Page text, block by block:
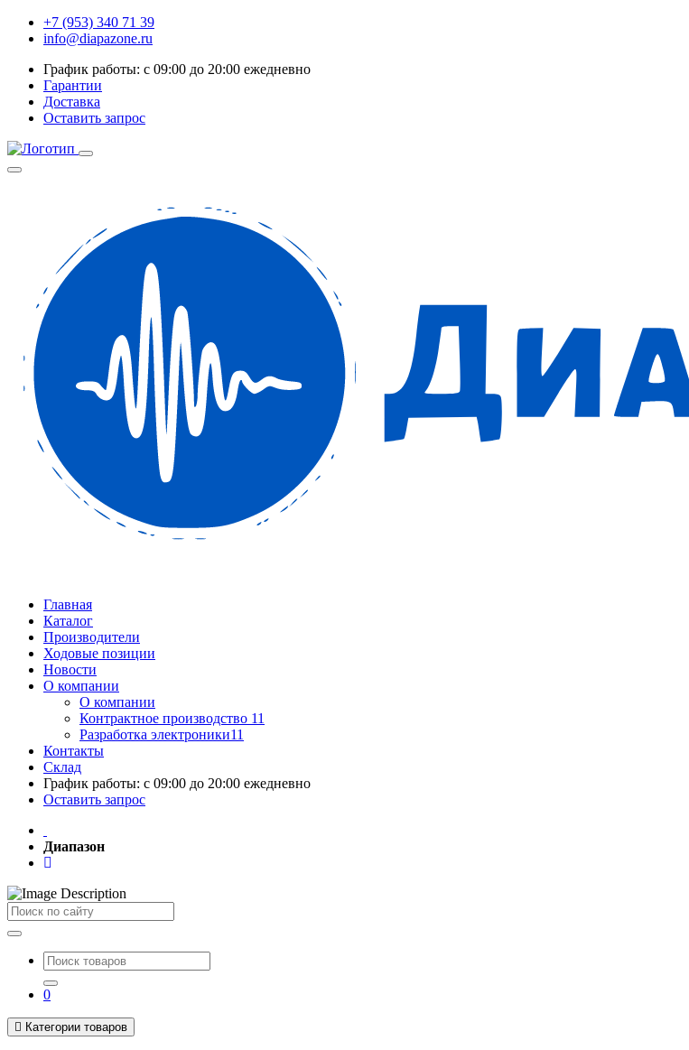
+7 (953) 340 71 39
info@diapazone.ru
График работы: с 09:00 до 20:00 ежедневно
Гарантии
Доставка
Оставить запрос
Главная
Каталог
Производители
Ходовые позиции
Новости
О компании
О компании
Контрактное производство 11
Разработка электроники11
Контакты
Склад
График работы: с 09:00 до 20:00 ежедневно
Оставить запрос
Диапазон
Поиск
0
Категории товаров